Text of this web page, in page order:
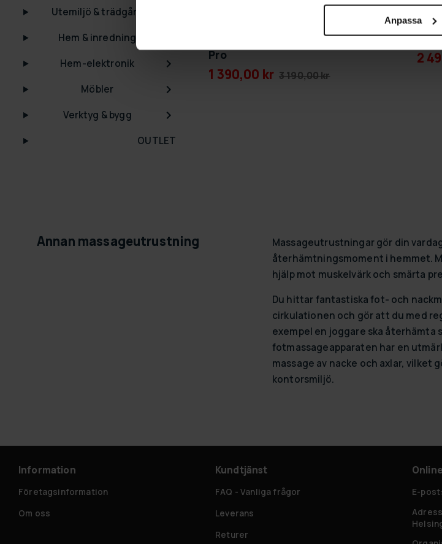
Anpassa
Utemiljö & trädgård
Hem & inredning
Hem-elektronik
Möbler
Verktyg & bygg
OUTLET
Lykke Rödljuslampa Röd LED
Pro
1 390,00 kr 3 190,00 kr
2
Annan massageutrustning
Massageutrustningar gör din
återhämtningsmoment i hemmet.
hjälp mot muskelvärk och smärta
Du hittar fantastiska fot- och
cirkulationen och gör att du med
exempel en joggare ska
fotmassageapparaten har en
massage av nacke och axlar,
kontorsmiljö.
Information
Företagsinformation
Om oss
Kundtjänst
FAQ - Vanliga frågor
Leverans
Returer
E-